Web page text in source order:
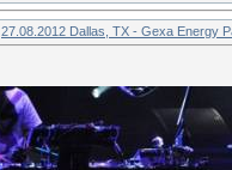
27.08.2012 Dallas, TX - Gexa Energy